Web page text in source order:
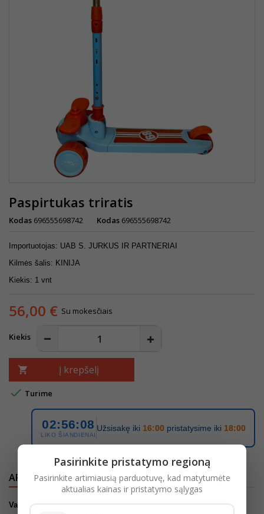
Paspirtukas triratis
Kodas 696555698742 Kodas 696555698742
Importuotojas: UAB S. JURKUS IR PARTNERIAI
Kilmės šalis: KINIJA
Kiekis: 1 vnt
56,00 € Su mokesčiais
Kiekis
 Į krepšelį
 Turime
02:56:08
LIKO ŠIANDIENAI
Užsisakę iki 16:00 pristatysime iki 18:00
APRAŠYMAS IŠSAMI PREKĖS INFORMACIJA
Vaikiškas triratukas paspirtukas – reguliuojamas iki 76 cm
Pasirinkite pristatymo regioną
Pasirinkite artimiausią parduotuvę, kad matytumėte
aktualias kainas ir pristatymo sąlygas